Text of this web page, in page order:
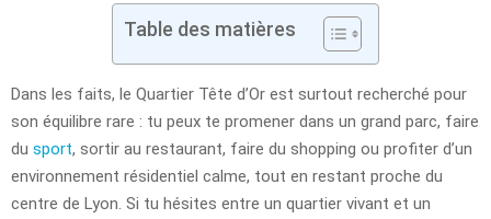
Table des matières
Dans les faits, le Quartier Tête d’Or est surtout recherché pour
son équilibre rare : tu peux te promener dans un grand parc, faire
du sport, sortir au restaurant, faire du shopping ou profiter d’un
environnement résidentiel calme, tout en restant proche du
centre de Lyon. Si tu hésites entre un quartier vivant et un